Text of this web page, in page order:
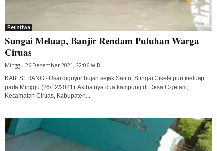
Peristiwa
Sungai Meluap, Banjir Rendam Puluhan Warga
Ciruas
Minggu 26 Desember 2021, 22:06 WIB
KAB. SERANG - Usai diguyur hujan sejak Sabtu, Sungai Cikele pun meluap
pada Minggu (26/12/2021). Akibatnya dua kampung di Desa Cigelam,
Kecamatan Ciruas, Kabupaten...